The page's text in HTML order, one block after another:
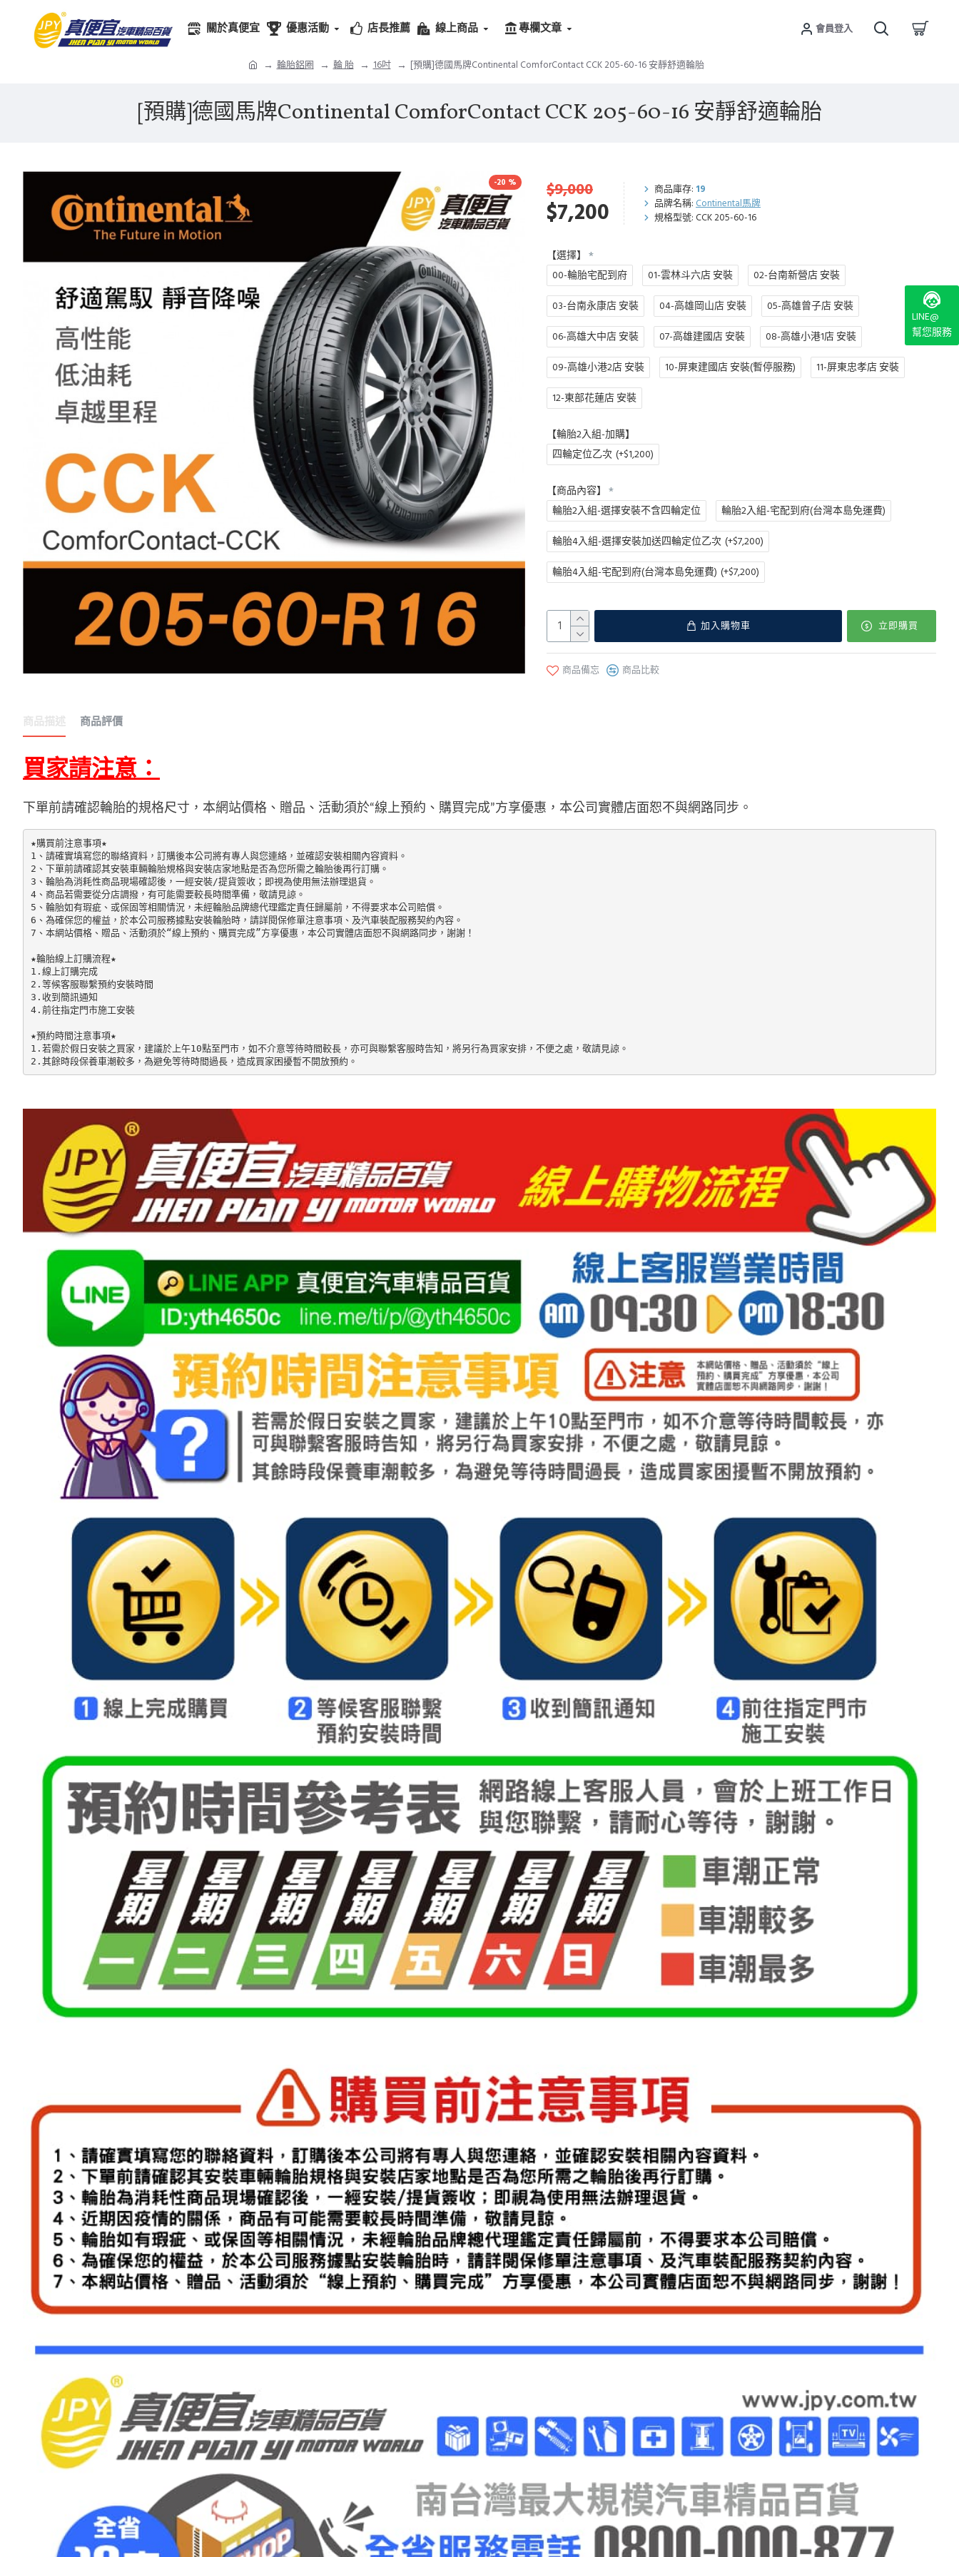
關於真便宜 優惠活動 店長推薦 線上商品 專欄文章 會員登入
輪胎鋁圈 輪 胎 16吋 [預購]德國馬牌Continental ComforContact CCK 205-60-16 安靜舒適輪胎
[預購]德國馬牌Continental ComforContact CCK 205-60-16 安靜舒適輪胎
-20 %
$7,200
$9,000 商品庫存: 19
品牌名稱: Continental馬牌
規格型號: CCK 205-60-16
【選擇】
00-輪胎宅配到府
01-雲林斗六店 安裝 02-台南新營店 安裝
03-台南永康店 安裝 04-高雄岡山店 安裝 05-高雄曾子店 安裝
06-高雄大中店 安裝 07-高雄建國店 安裝 08-高雄小港1店 安裝
09-高雄小港2店 安裝 10-屏東建國店 安裝(暫停服務) 11-屏東忠孝店 安裝
12-東部花蓮店 安裝
【輪胎2入組-加購】
四輪定位乙次 (+$1,200)
【商品內容】
輪胎2入組-選擇安裝不含四輪定位
輪胎2入組-宅配到府(台灣本島免運費)
輪胎4入組-選擇安裝加送四輪定位乙次 (+$7,200)
輪胎4入組-宅配到府(台灣本島免運費) (+$7,200)
加入購物車 立即購買
商品備忘 商品比較
商品描述 商品評價
買家請注意：
下單前請確認輪胎的規格尺寸 ， 本網站價格、贈品、活動須於“線上預約、購買完成”方享優惠，本公司實體店面恕不與網路同步 。
★購買前注意事項★
1、請確實填寫您的聯絡資料，訂購後本公司將有專人與您連絡，並確認安裝相關內容資料。
2、下單前請確認其安裝車輛輪胎規格與安裝店家地點是否為您所需之輪胎後再行訂購。
3、輪胎為消耗性商品現場確認後，一經安裝/提貨簽收；即視為使用無法辦理退貨。
4、商品若需要從分店調撥，有可能需要較長時間準備，敬請見諒。
5、輪胎如有瑕疵、或保固等相關情況，未經輪胎品牌總代理鑑定責任歸屬前，不得要求本公司賠償。
6、為確保您的權益，於本公司服務據點安裝輪胎時，請詳閱保修單注意事項、及汽車裝配服務契約內容。
7、本網站價格、贈品、活動須於“線上預約、購買完成”方享優惠，本公司實體店面恕不與網路同步，謝謝！
★輪胎線上訂購流程★
1.線上訂購完成
2.等候客服聯繫預約安裝時間
3.收到簡訊通知
4.前往指定門市施工安裝
★預約時間注意事項★
1.若需於假日安裝之買家，建議於上午10點至門市，如不介意等待時間較長，亦可與聯繫客服時告知，將另行為買家安排，不便之處，敬請見諒。
2.其餘時段保養車潮較多，為避免等待時間過長，造成買家困擾暫不開放預約。
LINE@
幫您服務